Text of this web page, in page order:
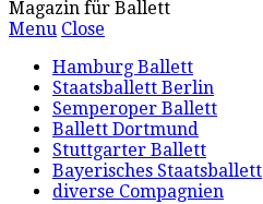
Magazin für Ballett
Menu Close
Hamburg Ballett
Staatsballett Berlin
Semperoper Ballett
Ballett Dortmund
Stuttgarter Ballett
Bayerisches Staatsballett
diverse Compagnien